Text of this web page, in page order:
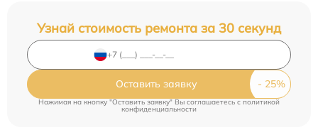
Узнай стоимость ремонта за 30 секунд
Оставить заявку
Нажимая на кнопку "Оставить заявку" Вы соглашаетесь cполитикой
конфиденциальности